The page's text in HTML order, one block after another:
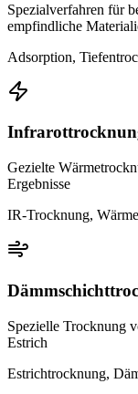
Spezialverfahren für
empfindliche
Adsorption,
Gezielte
Ergebnisse
IR-Trocknung,
Spezielle Trocknung
Estrich
Estrichtrocknung,